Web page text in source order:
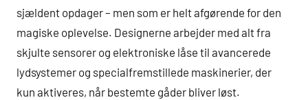
sjældent opdager – men som er helt afgørende for den
magiske oplevelse. Designerne arbejder med alt fra
skjulte sensorer og elektroniske låse til avancerede
lydsystemer og specialfremstillede maskinerier, der
kun aktiveres, når bestemte gåder bliver løst.